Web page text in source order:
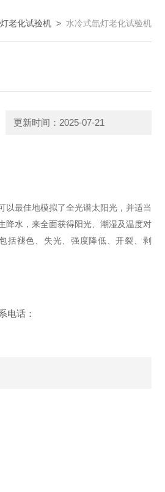
老化试验机 > 水冷式氙灯老化试验机
更新时间：2025-07-21
以最佳地模拟了全光谱太阳光，并适当
降水，来全面获得阳光、潮湿及温度对
括褪色、失光、强度降低、开裂、剥
电话：